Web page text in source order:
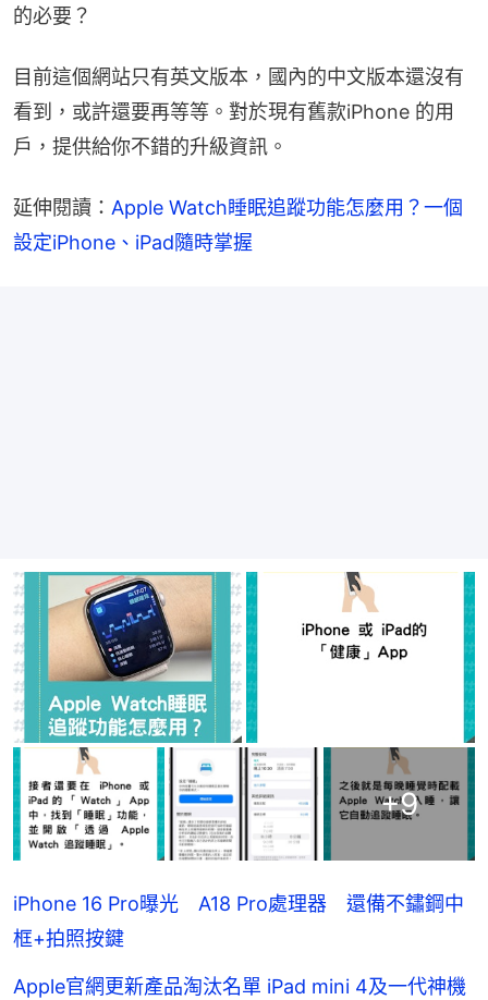
的必要？
目前這個網站只有英文版本，國內的中文版本還沒有
看到，或許還要再等等。對於現有舊款iPhone 的用
戶，提供給你不錯的升級資訊。
延伸閱讀： Apple Watch睡眠追蹤功能怎麼用？一個
設定iPhone、iPad隨時掌握
+9
iPhone 16 Pro曝光 A18 Pro處理器 還備不鏽鋼中
框+拍照按鍵
Apple官網更新產品淘汰名單 iPad mini 4及一代神機